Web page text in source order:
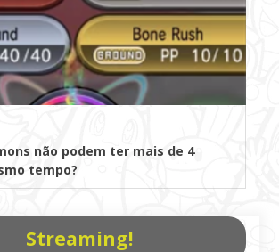
não podem ter mais de 4
tempo?
Streaming!